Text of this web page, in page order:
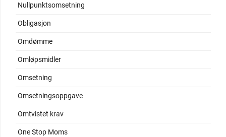
Nullpunktsomsetning
Obligasjon
Omdømme
Omløpsmidler
Omsetning
Omsetningsoppgave
Omtvistet krav
One Stop Moms